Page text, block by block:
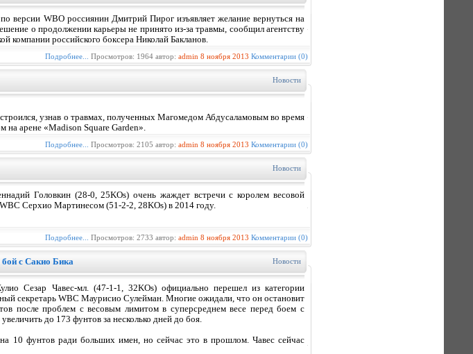
версии WBO россиянин Дмитрий Пирог изъявляет желание вернуться на
о продолжении карьеры не принято из-за травмы, сообщил агентству
компании российского боксера Николай Бакланов.
Подробнее... Просмотров: 1964 автор: admin 8 ноября 2013 Комментарии (0)
Новости
узнав о травмах, полученных Магомедом Абдусаламовым во время
на арене «Madison Square Garden».
Подробнее... Просмотров: 2105 автор: admin 8 ноября 2013 Комментарии (0)
Новости
Головкин (28-0, 25KOs) очень жаждет встречи с королем весовой
Серхио Мартинесом (51-2-2, 28KOs) в 2014 году.
Подробнее... Просмотров: 2733 автор: admin 8 ноября 2013 Комментарии (0)
бой с Сакио Бика Новости
Сезар Чавес-мл. (47-1-1, 32KOs) официально перешел из категории
секретарь WBC Маурисио Сулейман. Многие ожидали, что он остановит
после проблем с весовым лимитом в суперсреднем весе перед боем с
до 173 фунтов за несколько дней до боя.
10 фунтов ради больших имен, но сейчас это в прошлом. Чавес сейчас